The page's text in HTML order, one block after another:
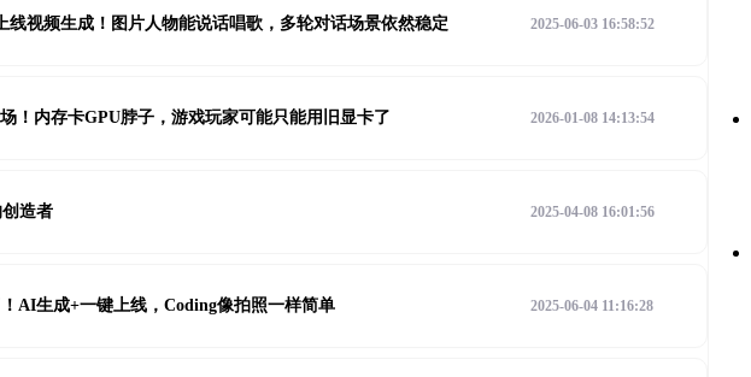
线视频生成！图片人物能说话唱歌，多轮对话场景依然稳定 2025-06-03 16:58:52
！内存卡GPU脖子，游戏玩家可能只能用旧显卡了 2026-01-08 14:13:54
造者 2025-04-08 16:01:56
AI生成+一键上线，Coding像拍照一样简单 2025-06-04 11:16:28